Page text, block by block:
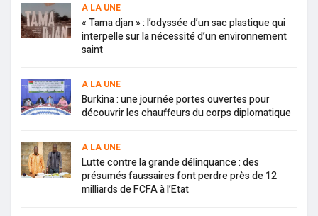
A LA UNE
« Tama djan » : l’odyssée d’un sac plastique qui
interpelle sur la nécessité d’un environnement
saint
A LA UNE
Burkina : une journée portes ouvertes pour
découvrir les chauffeurs du corps diplomatique
A LA UNE
Lutte contre la grande délinquance : des
présumés faussaires font perdre près de 12
milliards de FCFA à l’Etat